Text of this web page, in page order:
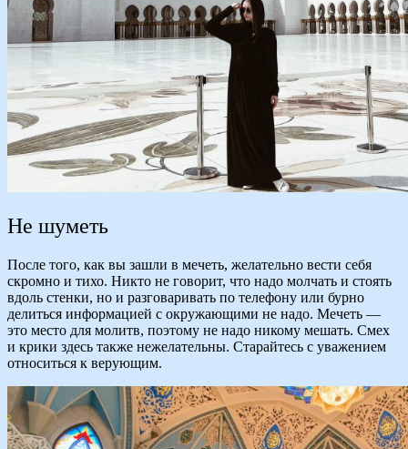
Не шуметь
После того, как вы зашли в мечеть, желательно вести себя
скромно и тихо. Никто не говорит, что надо молчать и стоять
вдоль стенки, но и разговаривать по телефону или бурно
делиться информацией с окружающими не надо. Мечеть —
это место для молитв, поэтому не надо никому мешать. Смех
и крики здесь также нежелательны. Старайтесь с уважением
относиться к верующим.